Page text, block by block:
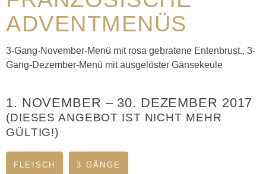
ADVENTMENÜS
3-Gang-November-Menü mit rosa gebratene Entenbrust., 3-
Gang-Dezember-Menü mit ausgelöster Gänsekeule
1. NOVEMBER – 30. DEZEMBER 2017
(DIESES ANGEBOT IST NICHT MEHR
GÜLTIG!)
FLEISCH 3 GÄNGE